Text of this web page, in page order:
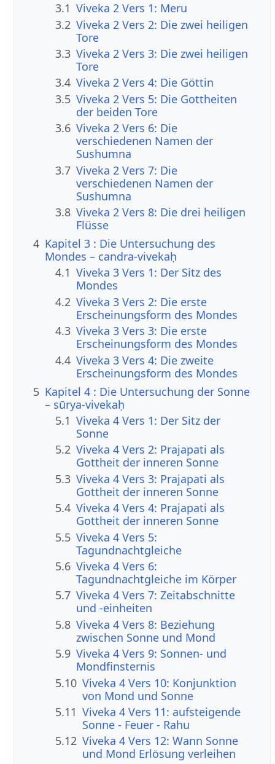
3.1 Viveka 2 Vers 1: Meru
3.2 Viveka 2 Vers 2: Die zwei heiligen
Tore
3.3 Viveka 2 Vers 3: Die zwei heiligen
Tore
3.4 Viveka 2 Vers 4: Die Göttin
3.5 Viveka 2 Vers 5: Die Gottheiten
der beiden Tore
3.6 Viveka 2 Vers 6: Die
verschiedenen Namen der
Sushumna
3.7 Viveka 2 Vers 7: Die
verschiedenen Namen der
Sushumna
3.8 Viveka 2 Vers 8: Die drei heiligen
Flüsse
4 Kapitel 3 : Die Untersuchung des
Mondes – candra-vivekaḥ
4.1 Viveka 3 Vers 1: Der Sitz des
Mondes
4.2 Viveka 3 Vers 2: Die erste
Erscheinungsform des Mondes
4.3 Viveka 3 Vers 3: Die erste
Erscheinungsform des Mondes
4.4 Viveka 3 Vers 4: Die zweite
Erscheinungsform des Mondes
5 Kapitel 4 : Die Untersuchung der Sonne
– sūrya-vivekaḥ
5.1 Viveka 4 Vers 1: Der Sitz der
Sonne
5.2 Viveka 4 Vers 2: Prajapati als
Gottheit der inneren Sonne
5.3 Viveka 4 Vers 3: Prajapati als
Gottheit der inneren Sonne
5.4 Viveka 4 Vers 4: Prajapati als
Gottheit der inneren Sonne
5.5 Viveka 4 Vers 5:
Tagundnachtgleiche
5.6 Viveka 4 Vers 6:
Tagundnachtgleiche im Körper
5.7 Viveka 4 Vers 7: Zeitabschnitte
und -einheiten
5.8 Viveka 4 Vers 8: Beziehung
zwischen Sonne und Mond
5.9 Viveka 4 Vers 9: Sonnen- und
Mondfinsternis
5.10 Viveka 4 Vers 10: Konjunktion
von Mond und Sonne
5.11 Viveka 4 Vers 11: aufsteigende
Sonne - Feuer - Rahu
5.12 Viveka 4 Vers 12: Wann Sonne
und Mond Erlösung verleihen